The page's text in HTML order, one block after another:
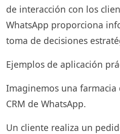
de interacción con los
WhatsApp proporciona
toma de decisiones
Ejemplos de aplicación
Imaginemos una
CRM de WhatsApp.
Un cliente realiza un